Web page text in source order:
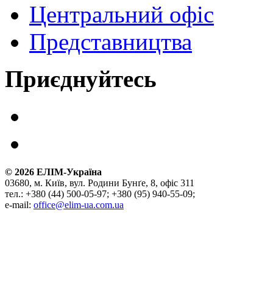
Центральний офіс
Представництва
Приєднуйтесь
© 2026 ЕЛІМ-Україна
03680, м. Київ, вул. Родини Бунґе, 8, офіс 311
тел.: +380 (44) 500-05-97; +380 (95) 940-55-09;
e-mail: office@elim-ua.com.ua